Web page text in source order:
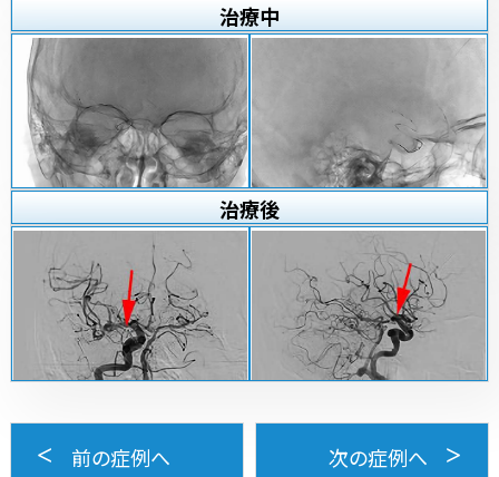
治療中
治療後
前の症例へ 次の症例へ